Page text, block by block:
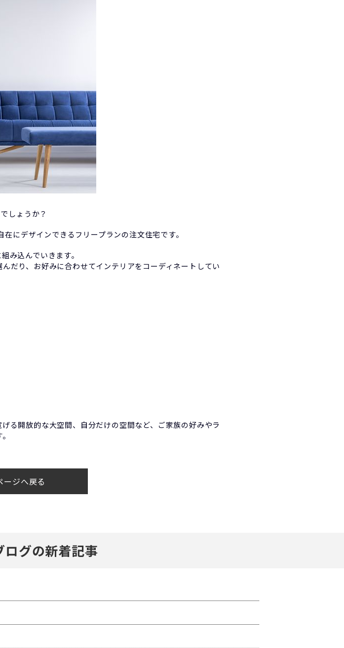
しょうか？
にデザインできるフリープランの注文住宅です。
み込んでいきます。
だり、お好みに合わせてインテリアをコーディネートしてい
る開放的な大空間、自分だけの空間など、ご家族の好みやラ
ージへ戻る
ログの新着記事